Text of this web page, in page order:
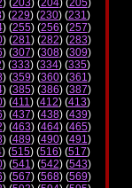
) (203) (204) (205)
) (229) (230) (231)
) (255) (256) (257)
) (281) (282) (283)
) (307) (308) (309)
) (333) (334) (335)
) (359) (360) (361)
) (385) (386) (387)
) (411) (412) (413)
) (437) (438) (439)
) (463) (464) (465)
) (489) (490) (491)
) (515) (516) (517)
) (541) (542) (543)
) (567) (568) (569)